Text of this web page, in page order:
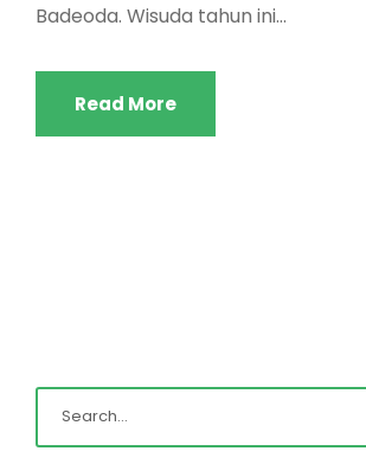
Badeoda. Wisuda tahun ini...
Read More